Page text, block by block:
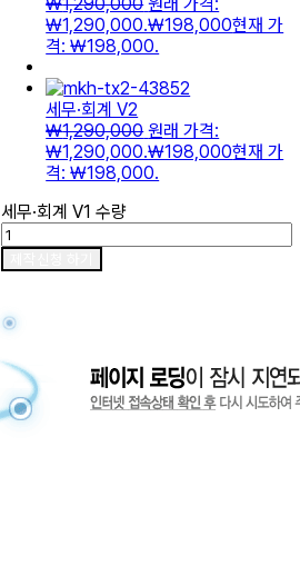
₩1,290,000 원래 가격:
₩1,290,000.₩198,000현재 가
격: ₩198,000.
세무·회계 V2
₩1,290,000 원래 가격:
₩1,290,000.₩198,000현재 가
격: ₩198,000.
세무·회계 V1 수량